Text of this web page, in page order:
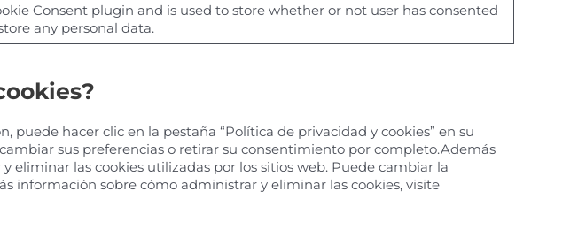
Consent plugin and is used to store whether or not user has consented
any personal data.
puede hacer clic en la pestaña “Política de privacidad y cookies” en su
sus preferencias o retirar su consentimiento por completo.Además
eliminar las cookies utilizadas por los sitios web. Puede cambiar la
información sobre cómo administrar y eliminar las cookies, visite